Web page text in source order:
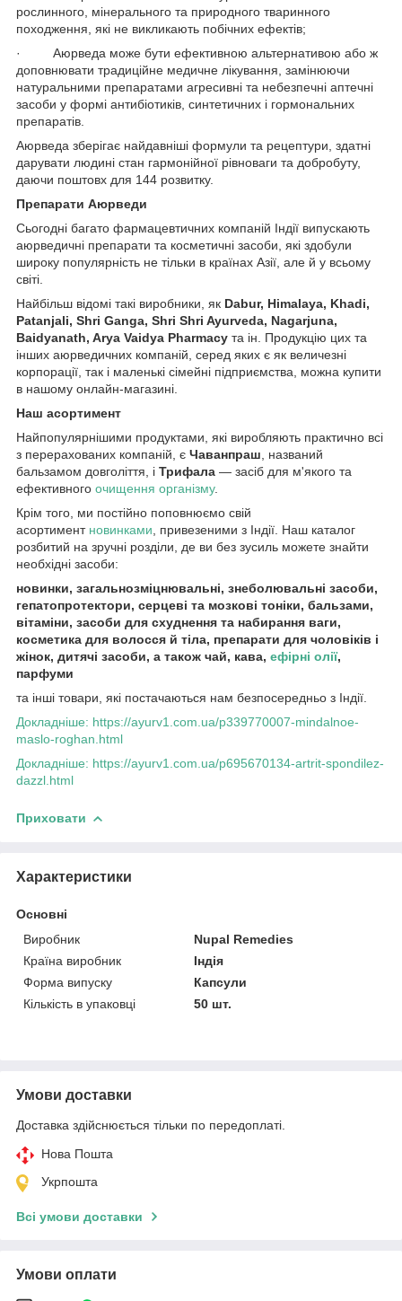
рослинного, мінерального та природного тваринного
походження, які не викликають побічних ефектів;
· Аюрведа може бути ефективною альтернативою або ж
доповнювати традиційне медичне лікування, замінюючи
натуральними препаратами агресивні та небезпечні аптечні
засоби у формі антибіотиків, синтетичних і гормональних
препаратів.
Аюрведа зберігає найдавніші формули та рецептури, здатні
дарувати людині стан гармонійної рівноваги та добробуту,
даючи поштовх для 144 розвитку.
Препарати Аюрведи
Сьогодні багато фармацевтичних компаній Індії випускають
аюрведичні препарати та косметичні засоби, які здобули
широку популярність не тільки в країнах Азії, але й у всьому
світі.
Найбільш відомі такі виробники, як Dabur, Himalaya, Khadi,
Patanjali, Shri Ganga, Shri Shri Ayurveda, Nagarjuna,
Baidyanath, Arya Vaidya Pharmacy та ін. Продукцію цих та
інших аюрведичних компаній, серед яких є як величезні
корпорації, так і маленькі сімейні підприємства, можна купити
в нашому онлайн-магазині.
Наш асортимент
Найпопулярнішими продуктами, які виробляють практично всі
з перерахованих компаній, є Чаванпраш , названий
бальзамом довголіття, і Трифала — засіб для м'якого та
ефективного очищення організму.
Крім того, ми постійно поповнюємо свій
асортимент новинками , привезеними з Індії. Наш каталог
розбитий на зручні розділи, де ви без зусиль можете знайти
необхідні засоби:
новинки, загальнозміцнювальні, знеболювальні засоби,
гепатопротектори, серцеві та мозкові тоніки, бальзами,
вітаміни, засоби для схуднення та набирання ваги,
косметика для волосся й тіла, препарати для чоловіків і
жінок, дитячі засоби, а також чай, кава, ефірні олії,
парфуми
та інші товари, які постачаються нам безпосередньо з Індії.
Докладніше: https://ayurv1.com.ua/p339770007-mindalnoe-
maslo-roghan.html
Докладніше: https://ayurv1.com.ua/p695670134-artrit-spondilez-
dazzl.html
Приховати
Характеристики
Основні
Виробник
Nupal Remedies
Країна виробник
Індія
Форма випуску
Капсули
Кількість в упаковці
50 шт.
Умови доставки
Доставка здійснюється тільки по передоплаті.
Нова Пошта
Укрпошта
Всі умови доставки
Умови оплати